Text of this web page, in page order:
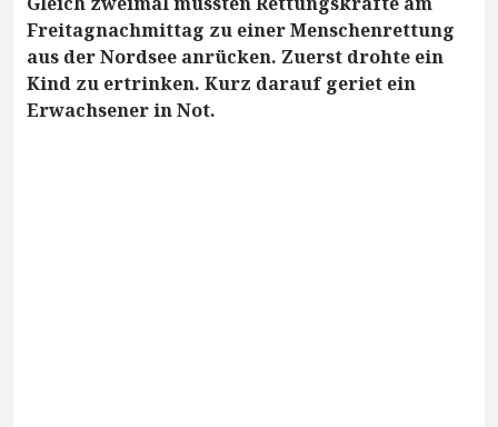
Freitagnachmittag zu einer Menschenrettung
aus der Nordsee anrücken. Zuerst drohte ein
Kind zu ertrinken. Kurz darauf geriet ein
Erwachsener in Not.